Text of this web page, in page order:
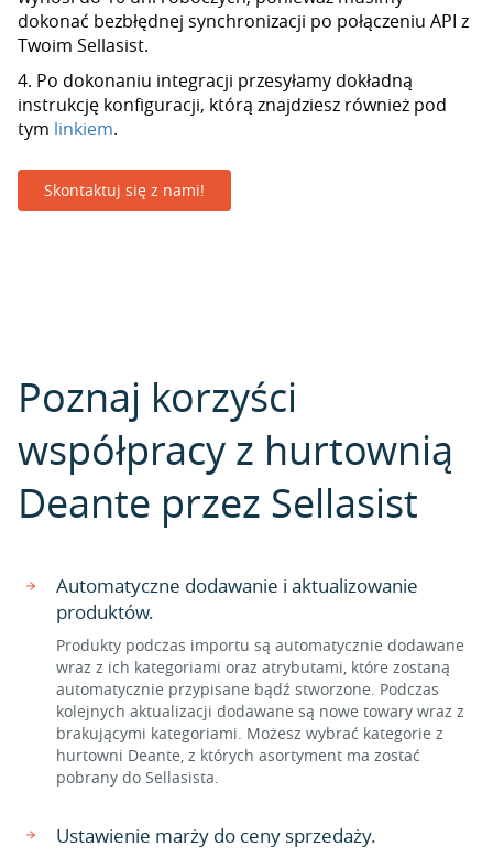
dokonać bezbłędnej synchronizacji po połączeniu API z
Twoim Sellasist.
4. Po dokonaniu integracji przesyłamy dokładną
instrukcję konfiguracji, którą znajdziesz również pod
tym linkiem.
Skontaktuj się z nami!
Poznaj korzyści
współpracy z hurtownią
Deante przez Sellasist
Automatyczne dodawanie i aktualizowanie
produktów.
Produkty podczas importu są automatycznie dodawane
wraz z ich kategoriami oraz atrybutami, które zostaną
automatycznie przypisane bądź stworzone. Podczas
kolejnych aktualizacji dodawane są nowe towary wraz z
brakującymi kategoriami. Możesz wybrać kategorie z
hurtowni Deante, z których asortyment ma zostać
pobrany do Sellasista.
Ustawienie marży do ceny sprzedaży.